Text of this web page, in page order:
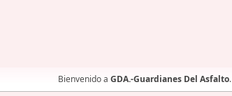
Bienvenido a GDA.-Guardianes Del Asfalto.